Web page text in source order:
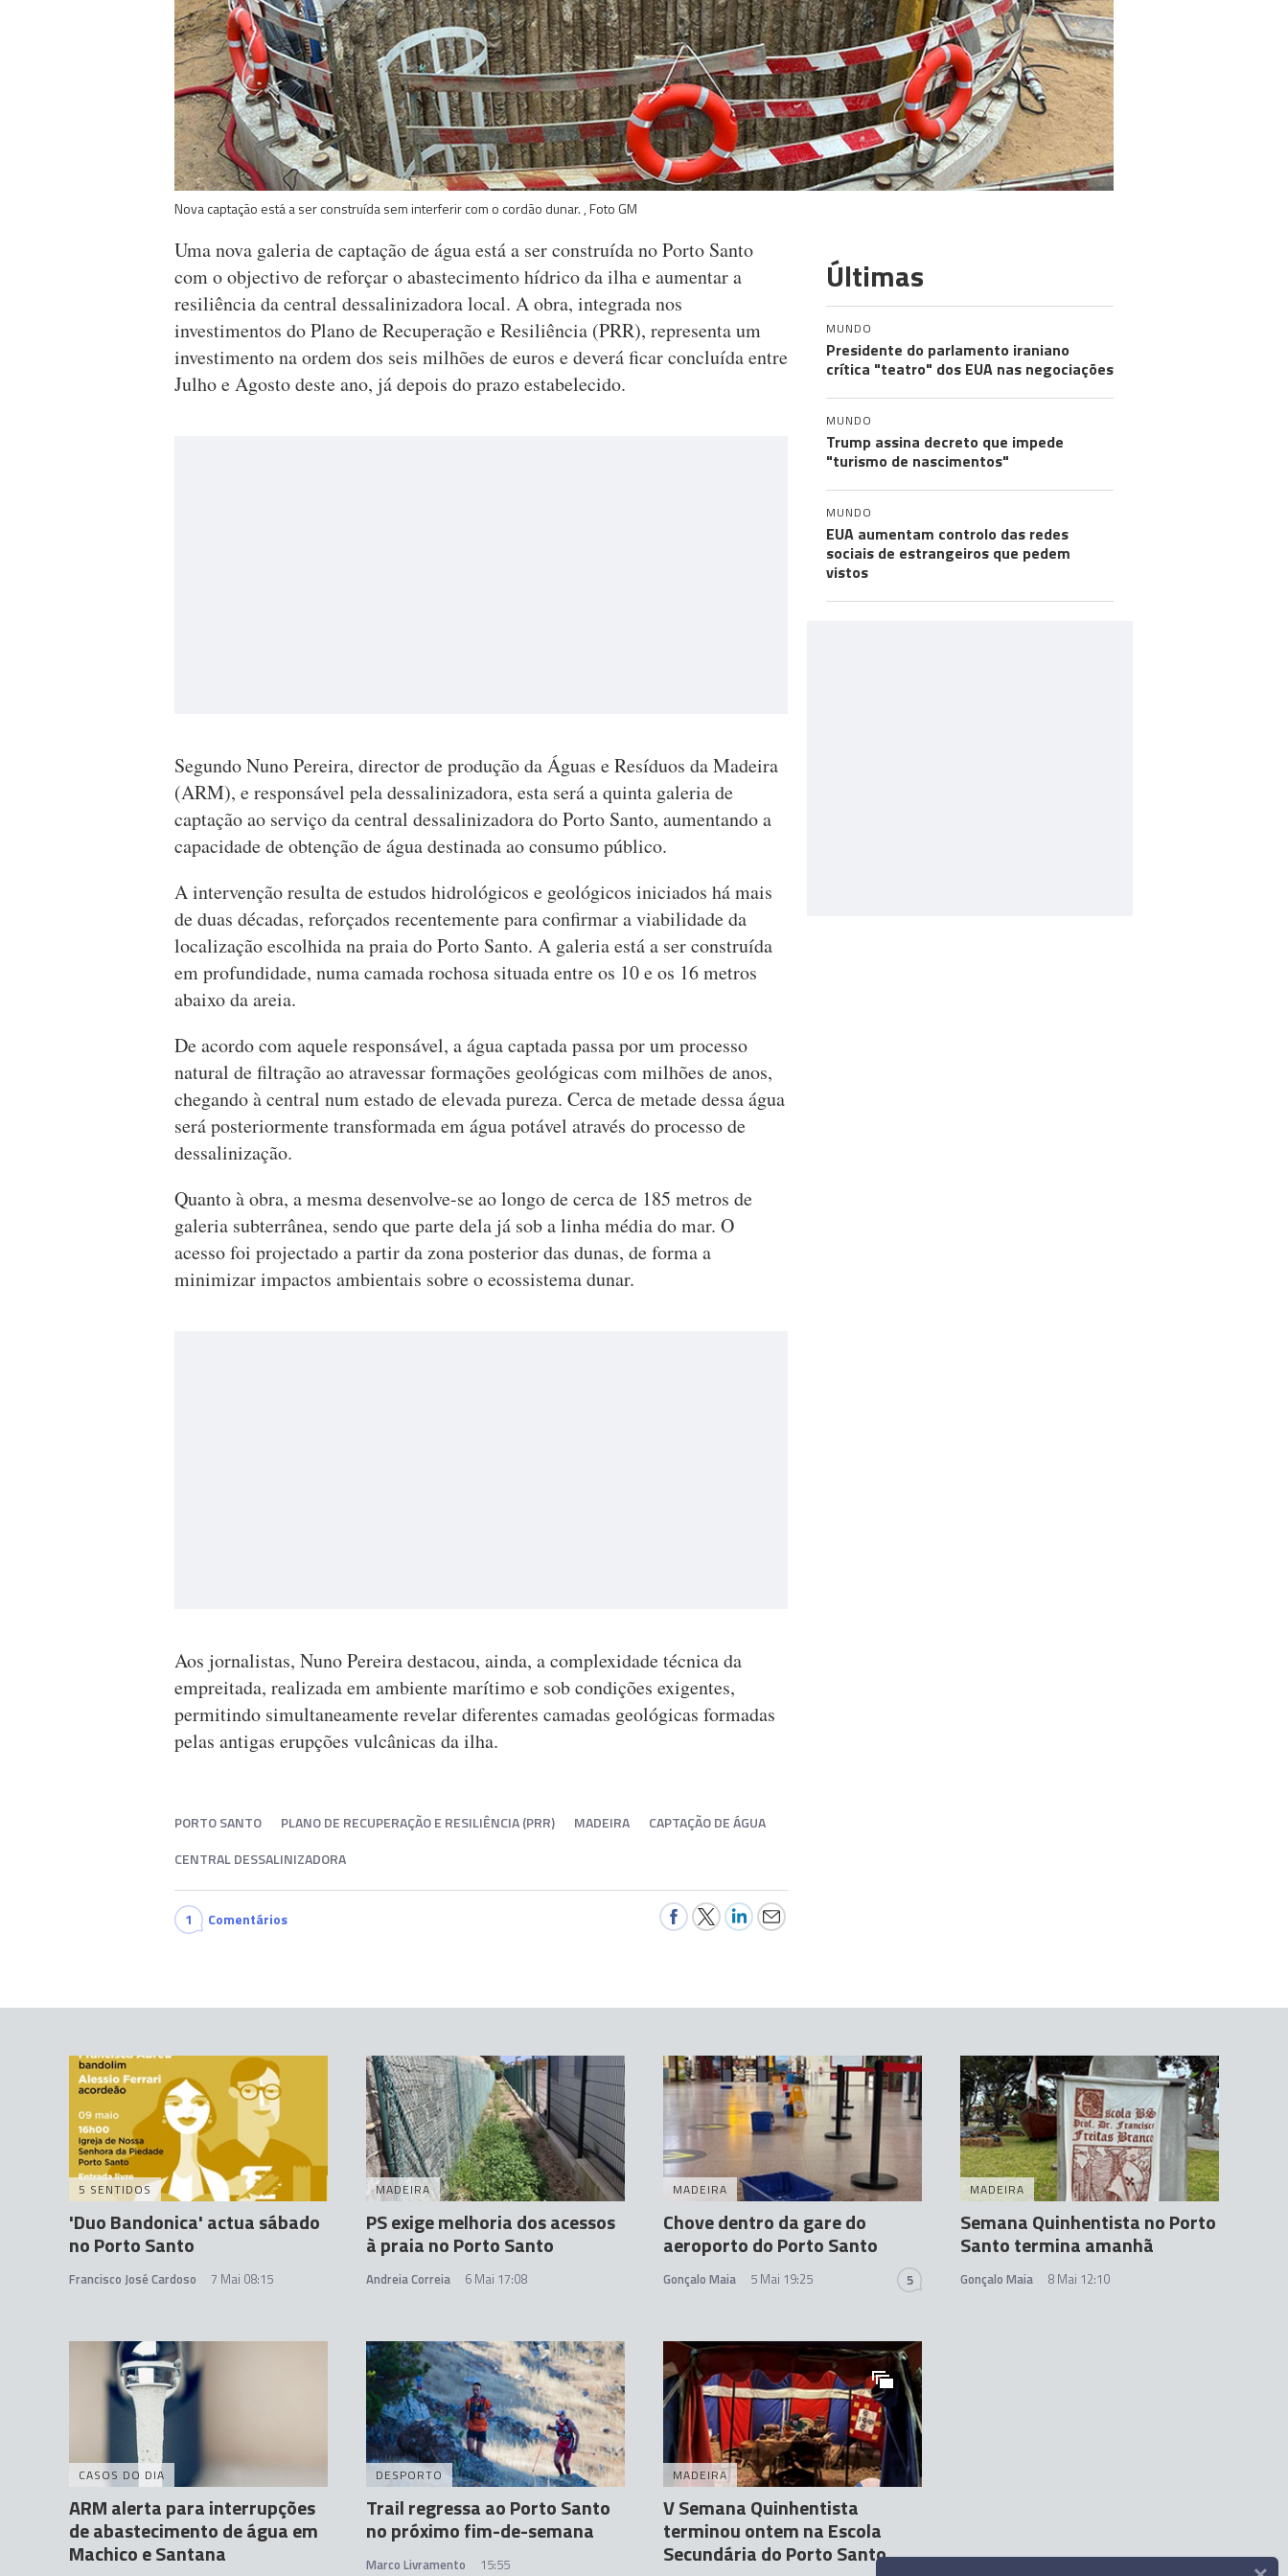
Nova captação está a ser construída sem interferir com o cordão dunar. , Foto GM
Uma nova galeria de captação de água está a ser construída no Porto Santo
com o objectivo de reforçar o abastecimento hídrico da ilha e aumentar a
resiliência da central dessalinizadora local. A obra, integrada nos
investimentos do Plano de Recuperação e Resiliência (PRR), representa um
investimento na ordem dos seis milhões de euros e deverá ficar concluída entre
Julho e Agosto deste ano, já depois do prazo estabelecido.
Segundo Nuno Pereira, director de produção da Águas e Resíduos da Madeira
(ARM), e responsável pela dessalinizadora, esta será a quinta galeria de
captação ao serviço da central dessalinizadora do Porto Santo, aumentando a
capacidade de obtenção de água destinada ao consumo público.
A intervenção resulta de estudos hidrológicos e geológicos iniciados há mais
de duas décadas, reforçados recentemente para confirmar a viabilidade da
localização escolhida na praia do Porto Santo. A galeria está a ser construída
em profundidade, numa camada rochosa situada entre os 10 e os 16 metros
abaixo da areia.
De acordo com aquele responsável, a água captada passa por um processo
natural de filtração ao atravessar formações geológicas com milhões de anos,
chegando à central num estado de elevada pureza. Cerca de metade dessa água
será posteriormente transformada em água potável através do processo de
dessalinização.
Quanto à obra, a mesma desenvolve-se ao longo de cerca de 185 metros de
galeria subterrânea, sendo que parte dela já sob a linha média do mar. O
acesso foi projectado a partir da zona posterior das dunas, de forma a
minimizar impactos ambientais sobre o ecossistema dunar.
Aos jornalistas, Nuno Pereira destacou, ainda, a complexidade técnica da
empreitada, realizada em ambiente marítimo e sob condições exigentes,
permitindo simultaneamente revelar diferentes camadas geológicas formadas
pelas antigas erupções vulcânicas da ilha.
PORTO SANTO PLANO DE RECUPERAÇÃO E RESILIÊNCIA (PRR) MADEIRA
CAPTAÇÃO DE ÁGUA
CENTRAL DESSALINIZADORA
1 Comentários
Últimas
MUNDO
Presidente do parlamento iraniano
crítica "teatro" dos EUA nas negociações
MUNDO
Trump assina decreto que impede
"turismo de nascimentos"
MUNDO
EUA aumentam controlo das redes
sociais de estrangeiros que pedem
vistos
5 SENTIDOS
'Duo Bandonica' actua sábado
no Porto Santo
Francisco José Cardoso 7 Mai 08:15
MADEIRA
PS exige melhoria dos acessos
à praia no Porto Santo
Andreia Correia 6 Mai 17:08
MADEIRA
Chove dentro da gare do
aeroporto do Porto Santo
Gonçalo Maia 5 Mai 19:25 5
MADEIRA
Semana Quinhentista no Porto
Santo termina amanhã
Gonçalo Maia 8 Mai 12:10
CASOS DO DIA
ARM alerta para interrupções
de abastecimento de água em
Machico e Santana
DESPORTO
Trail regressa ao Porto Santo
no próximo fim-de-semana
Marco Livramento 15:55
MADEIRA
V Semana Quinhentista
terminou ontem na Escola
Secundária do Porto Santo